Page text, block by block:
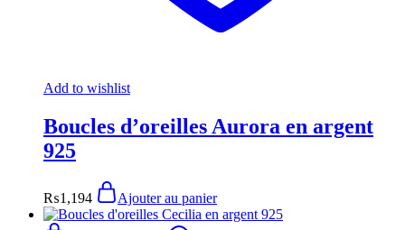
Add to wishlist
Boucles d’oreilles Aurora en argent
925
₨1,194 Ajouter au panier